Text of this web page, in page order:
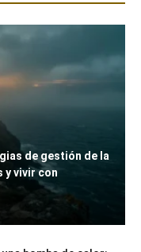
de gestión de la
y vivir con